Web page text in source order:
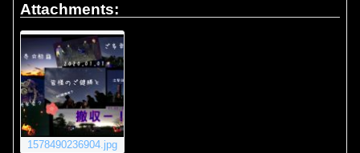
Attachments:
1578490236904.jpg